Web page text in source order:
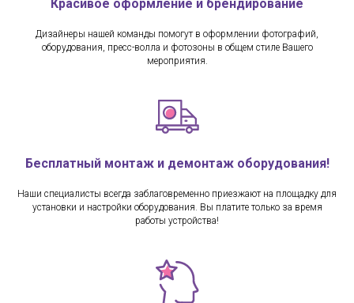
Красивое оформление и брендирование
Дизайнеры нашей команды помогут в оформлении фотографий,
оборудования, пресс-волла и фотозоны в общем стиле Вашего
мероприятия.
Бесплатный монтаж и демонтаж оборудования!
Наши специалисты всегда заблаговременно приезжают на площадку для
установки и настройки оборудования. Вы платите только за время
работы устройства!